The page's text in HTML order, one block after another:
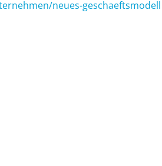
neues-geschaeftsmodell